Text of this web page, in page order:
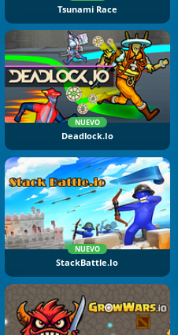
Tsunami Race
NUEVO
Deadlock.io
NUEVO
StackBattle.io